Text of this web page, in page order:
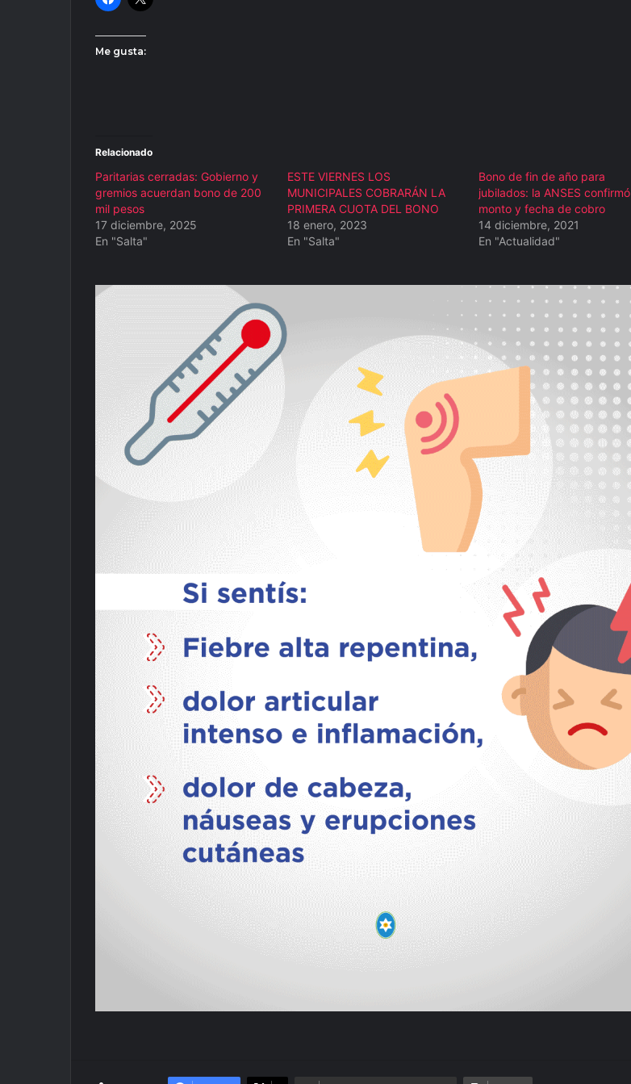
Me gusta:
Relacionado
Paritarias cerradas: Gobierno y
gremios acuerdan bono de 200
mil pesos
17 diciembre, 2025
En "Salta"
ESTE VIERNES LOS
MUNICIPALES COBRARÁN LA
PRIMERA CUOTA DEL BONO
18 enero, 2023
En "Salta"
Bono de fin de año para
jubilados: la ANSES confirmó
monto y fecha de cobro
14 diciembre, 2021
En "Actualidad"